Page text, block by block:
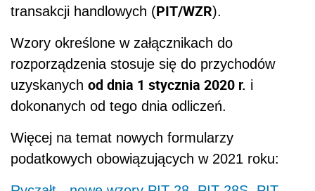
transakcji handlowych (PIT/WZR).
Wzory określone w załącznikach do
rozporządzenia stosuje się do przychodów
uzyskanych od dnia 1 stycznia 2020 r. i
dokonanych od tego dnia odliczeń.
Więcej na temat nowych formularzy
podatkowych obowiązujących w 2021 roku: